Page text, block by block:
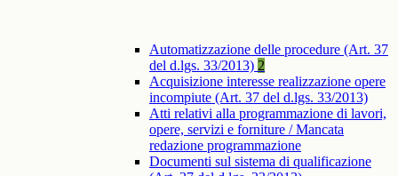
Automatizzazione delle procedure (Art. 37
del d.lgs. 33/2013) 2
Acquisizione interesse realizzazione opere
incompiute (Art. 37 del d.lgs. 33/2013)
Atti relativi alla programmazione di lavori,
opere, servizi e forniture / Mancata
redazione programmazione
Documenti sul sistema di qualificazione